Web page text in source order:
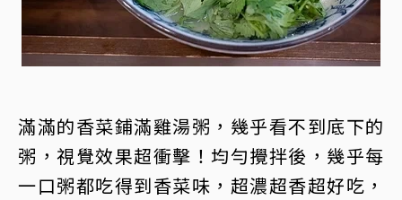
滿滿的香菜鋪滿雞湯粥，幾乎看不到底下的
粥，視覺效果超衝擊！均勻攪拌後，幾乎每
一口粥都吃得到香菜味，超濃超香超好吃，